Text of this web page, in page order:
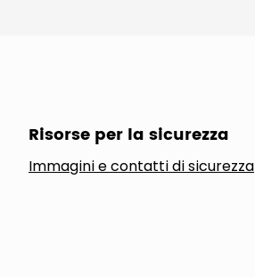
Risorse per la sicurezza
Immagini e contatti di sicurezza